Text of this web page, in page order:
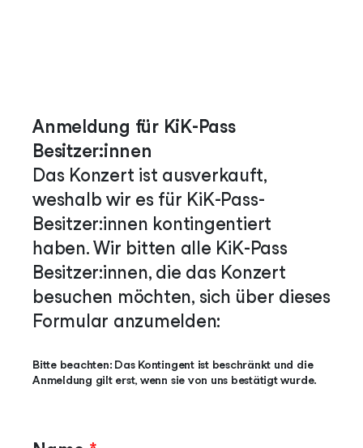
Anmeldung für KiK-Pass
Besitzer:innen
Das Konzert ist ausverkauft,
weshalb wir es für KiK-Pass-
Besitzer:innen kontingentiert
haben. Wir bitten alle KiK-Pass
Besitzer:innen, die das Konzert
besuchen möchten, sich über dieses
Formular anzumelden:
Bitte beachten: Das Kontingent ist beschränkt und die
Anmeldung gilt erst, wenn sie von uns bestätigt wurde.